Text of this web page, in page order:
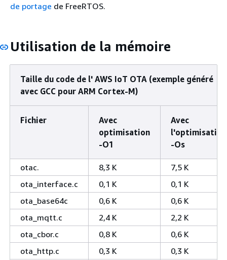
de portage de FreeRTOS.
Utilisation de la mémoire
Taille du code de l' AWS IoT OTA (exemple généré
avec GCC pour ARM Cortex-M)
Fichier
Avec
optimisation
-O1
Avec
l'optimisation
-Os
otac. 8,3 K
7,5 K
ota_interface.c
0,1 K
0,1 K
ota_base64c
0,6 K
0,6 K
ota_mqtt.c
2,4 K
2,2 K
ota_cbor.c
0,8 K
0,6 K
ota_http.c
0,3 K
0,3 K